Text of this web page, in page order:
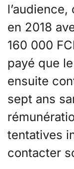
en 2018
160 000
payé que
ensuite
sept ans
tentatives
contacter